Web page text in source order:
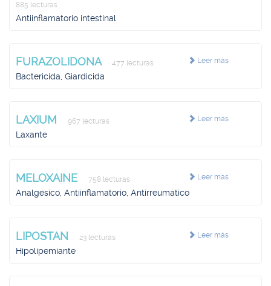
885 lecturas
Antiinflamatorio intestinal
Leer más
FURAZOLIDONA 477 lecturas
Bactericida, Giardicida
Leer más
LAXIUM 967 lecturas
Laxante
Leer más
MELOXAINE 758 lecturas
Analgésico, Antiinflamatorio, Antirreumático
Leer más
LIPOSTAN 23 lecturas
Hipolipemiante